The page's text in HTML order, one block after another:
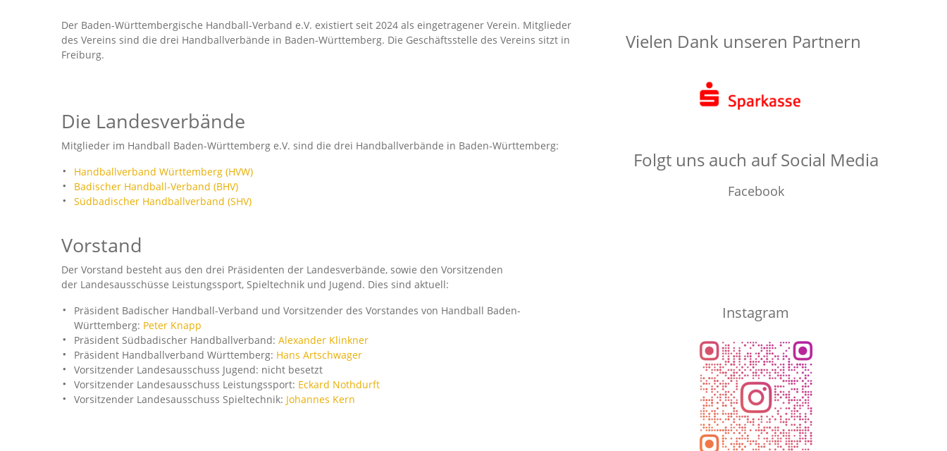
Der Baden-Württembergische Handball-Verband e.V. existiert seit 2024 als eingetragener Verein. Mitglieder
des Vereins sind die drei Handballverbände in Baden-Württemberg. Die Geschäftsstelle des Vereins sitzt in
Freiburg.
Die Landesverbände
Mitglieder im Handball Baden-Württemberg e.V. sind die drei Handballverbände in Baden-Württemberg:
Handballverband Württemberg (HVW)
Badischer Handball-Verband (BHV)
Südbadischer Handballverband (SHV)
Vorstand
Der Vorstand besteht aus den drei Präsidenten der Landesverbände, sowie den Vorsitzenden
der Landesausschüsse Leistungssport, Spieltechnik und Jugend. Dies sind aktuell:
Präsident Badischer Handball-Verband und Vorsitzender des Vorstandes von Handball Baden-
Württemberg: Peter Knapp
Präsident Südbadischer Handballverband:Alexander Klinkner
Präsident Handballverband Württemberg: Hans Artschwager
Vorsitzender Landesausschuss Jugend: nicht besetzt
Vorsitzender Landesausschuss Leistungssport: Eckard Nothdurft
Vorsitzender Landesausschuss Spieltechnik: Johannes Kern
Vielen Dank unseren Partnern
Folgt uns auch auf Social Media
Facebook
Instagram